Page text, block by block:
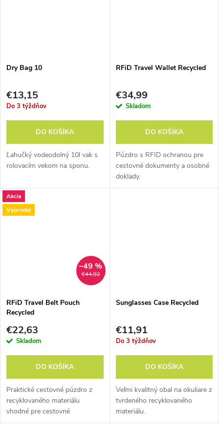
Dry Bag 10
€13,15
Do 3 týždňov
DO KOŠÍKA
Ľahučký vodeodolný 10l vak s
rolovacím vekom na sponu.
RFiD Travel Wallet Recycled
€34,99
Skladom
DO KOŠÍKA
Púzdro s RFID ochranou pre
cestovné dokumenty a osobné
doklady.
Akcia
Výprodej
€44,92
–49 %
RFiD Travel Belt Pouch
Recycled
€22,63
Skladom
DO KOŠÍKA
Praktické cestovné púzdro z
recyklovaného materiálu
vhodné pre cestovné
dokumenty.
Sunglasses Case Recycled
€11,91
Do 3 týždňov
DO KOŠÍKA
Veľmi kvalitný obal na okuliare z
tvrdeného recyklovaného
materiálu.